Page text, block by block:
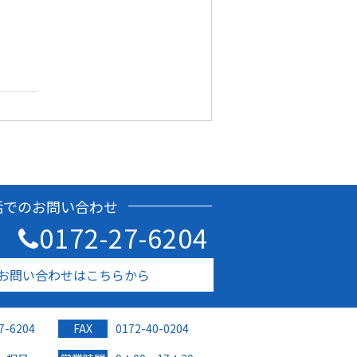
のお問い合わせ
0172-27-6204
問い合わせはこちらから
6204 FAX
0172-40-0204